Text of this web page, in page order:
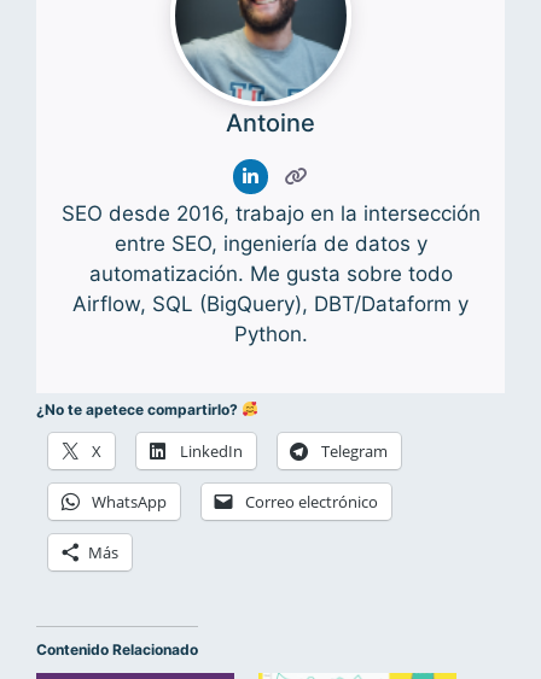
Antoine
SEO desde 2016, trabajo en la intersección
entre SEO, ingeniería de datos y
automatización. Me gusta sobre todo
Airflow, SQL (BigQuery), DBT/Dataform y
Python.
¿No te apetece compartirlo?
X LinkedIn Telegram
WhatsApp Correo electrónico
Más
Contenido Relacionado